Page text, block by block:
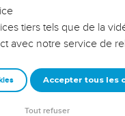
sur les erreurs
afin que leurs erreurs
groupe ou une famille,
tiers tels que de la
avec notre service de
Accepter tous les
Tout refuser